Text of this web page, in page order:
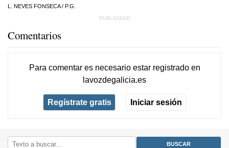
L. NEVES FONSECA/ P.G.
Comentarios
Para comentar es necesario estar registradoen
lavozdegalicia.es
Regístrate gratis Iniciar sesión